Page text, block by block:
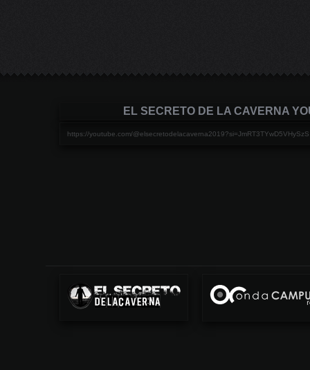
EL SECRETO DE LA CAVERNA
https://youtube.com/@elsecretodelacaverna2019?si=JmRT3TYwD5VHySzS